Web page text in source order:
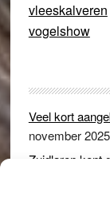
vleeskalveren
vogelshow
Veel kort
november 2025
Zuidlaren kent